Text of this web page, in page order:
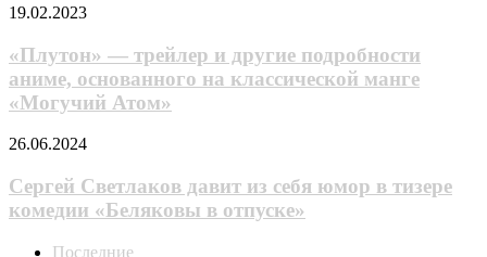
оригинальным
в
третьего
сезона
«Старгёрл»
«Плутон»
трейлер
и
другие
подробности
основанного
классической
манге
«Могучий
Атом»
19.02.2023
«Плутон» — трейлер и другие подробности
аниме, основанного на классической манге
«Могучий Атом»
Сергей
давит
из
себя
26.06.2024
Сергей Светлаков давит из себя юмор в тизере
комедии «Беляковы в отпуске»
Последние